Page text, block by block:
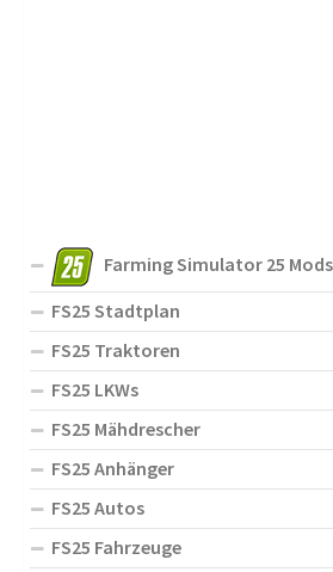
Farming Simulator 25 Mods
FS25 Stadtplan
FS25 Traktoren
FS25 LKWs
FS25 Mähdrescher
FS25 Anhänger
FS25 Autos
FS25 Fahrzeuge